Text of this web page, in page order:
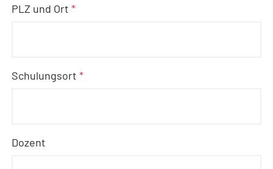
PLZ und Ort*
Schulungsort*
Dozent